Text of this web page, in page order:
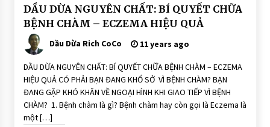
7 years ago
SẢN PHẨM THIÊN NHIÊN ĐƯỢC TIN DÙNG
BÀI
VIẾT
DẨU
DỪA
DÙNG
ĂN
UỐNG
TRỊ
BỆNH
DẦU DỪA NGUYÊN CHẤT: BÍ QUYẾT CHỮA
BỆNH CHÀM – ECZEMA HIỆU QUẢ
Dầu Dừa Rich CoCo 11 years ago
DẦU DỪA NGUYÊN CHẤT: BÍ QUYẾT CHỮA BỆNH CHÀM – ECZEMA
HIỆU QUẢ CÓ PHẢI BẠN ĐANG KHỔ SỞ VÌ BỆNH CHÀM? BẠN
ĐANG GẶP KHÓ KHĂN VỀ NGOẠI HÌNH KHI GIAO TIẾP VÌ BỆNH
CHÀM? 1. Bệnh chàm là gì? Bệnh chàm hay còn gọi là Eczema là
một […]